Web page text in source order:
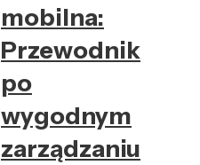
mobilna:
Przewodnik
po
wygodnym
zarządzaniu